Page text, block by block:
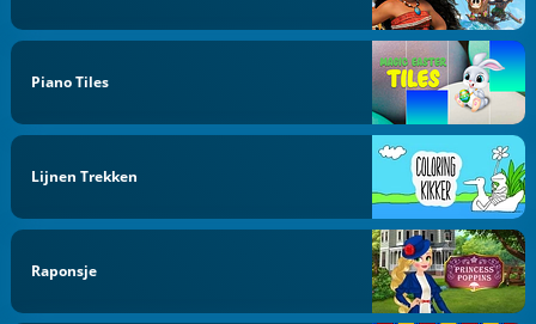
Piano Tiles
Lijnen Trekken
Raponsje